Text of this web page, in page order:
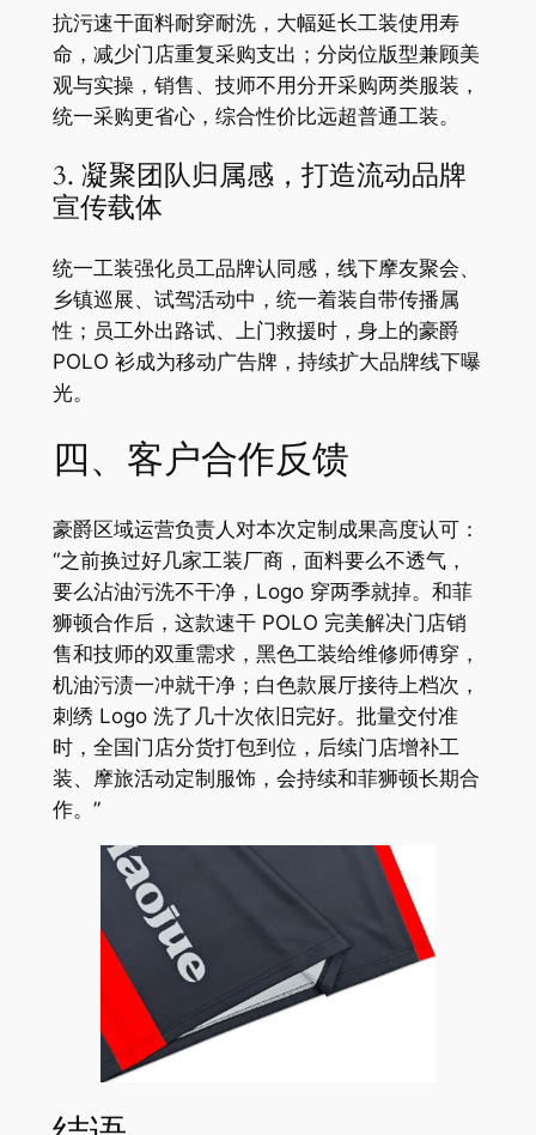
抗污速干面料耐穿耐洗，大幅延长工装使用寿
命，减少门店重复采购支出；分岗位版型兼顾美
观与实操，销售、技师不用分开采购两类服装，
统一采购更省心，综合性价比远超普通工装。
3. 凝聚团队归属感，打造流动品牌
宣传载体
统一工装强化员工品牌认同感，线下摩友聚会、
乡镇巡展、试驾活动中，统一着装自带传播属
性；员工外出路试、上门救援时，身上的豪爵
POLO 衫成为移动广告牌，持续扩大品牌线下曝
光。
四、客户合作反馈
豪爵区域运营负责人对本次定制成果高度认可：
“之前换过好几家工装厂商，面料要么不透气，
要么沾油污洗不干净，Logo 穿两季就掉。和菲
狮顿合作后，这款速干 POLO 完美解决门店销
售和技师的双重需求，黑色工装给维修师傅穿，
机油污渍一冲就干净；白色款展厅接待上档次，
刺绣 Logo 洗了几十次依旧完好。批量交付准
时，全国门店分货打包到位，后续门店增补工
装、摩旅活动定制服饰，会持续和菲狮顿长期合
作。”